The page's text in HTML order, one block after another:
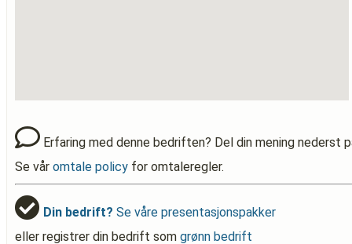
Erfaring med denne bedriften? Del din mening nederst
Se vår omtale policy for omtaleregler.
Din bedrift? Se våre presentasjonspakker
eller registrer din bedrift som grønn bedrift